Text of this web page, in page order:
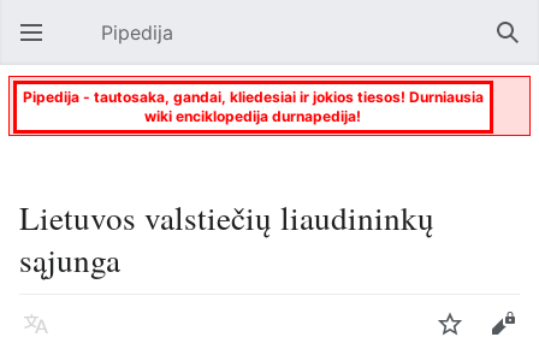
Atverti pagrindinį meniu Pipedija
Pipedija - tautosaka, gandai, kliedesiai ir jokios tiesos! Durniausia
wiki enciklopedija durnapedija!
Lietuvos valstiečių liaudininkų
sąjunga
Kalba Stebėti
Keisti